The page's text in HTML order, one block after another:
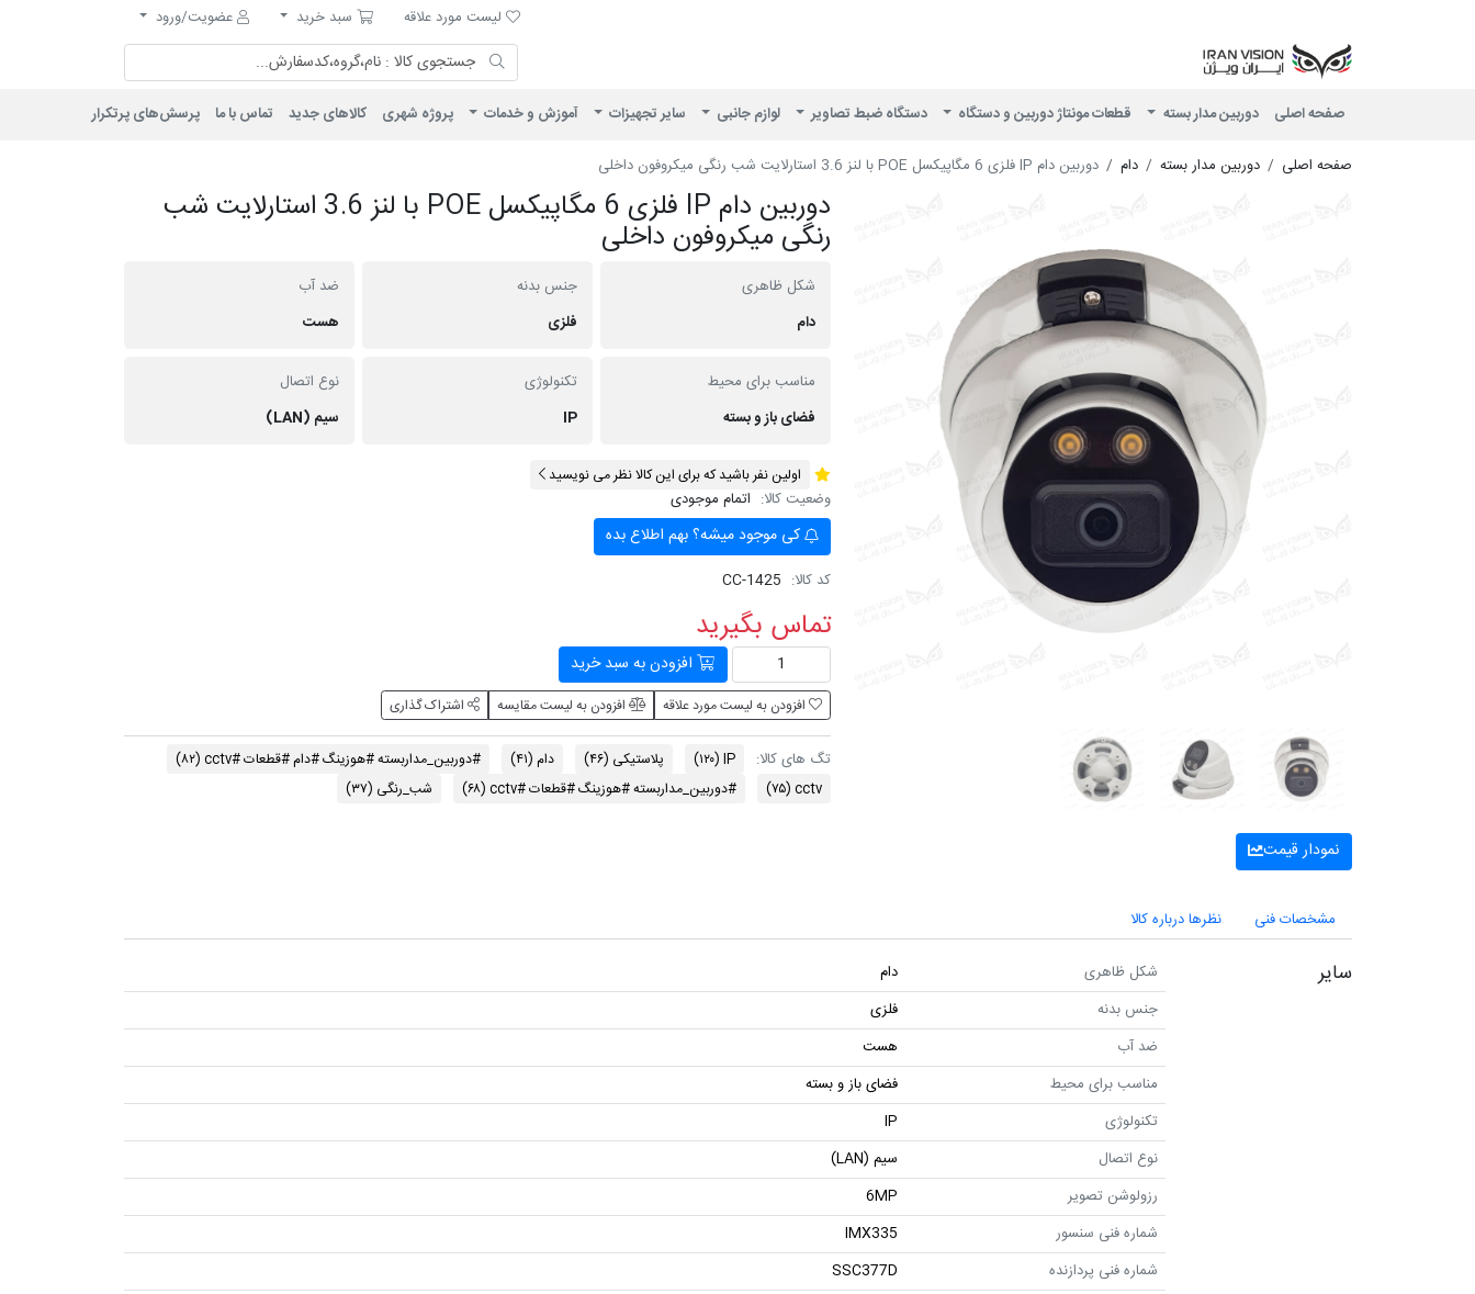
لیست مورد علاقه
لیست مورد علاقه سبد خرید
سبد خرید
عضویت/ورود
صفحه اصلی دوربین مدار بسته قطعات مونتاژ دوربین و دستگاه دستگاه ضبط تصاویر لوازم جانبی سایر تجهیزات آموزش و خدمات پروژه شهری کالاهای جدید تماس با ما پرسش‌های پرتکرار
صفحه اصلی دوربین مدار بسته دام دوربین دام IP فلزی 6 مگاپیکسل POE با لنز 3.6 استارلایت شب رنگی میکروفون داخلی
نمودار قیمت
دوربین دام IP فلزی 6 مگاپیکسل POE با لنز 3.6 استارلایت شب
رنگی میکروفون داخلی
شکل ظاهری
دام
جنس بدنه
فلزی
ضد آب
هست
مناسب برای محیط
فضای باز و بسته
تکنولوژی
IP
نوع اتصال
سیم (LAN)
اولین نفر باشید که برای این کالا نظر می نویسید
وضعیت کالا: اتمام موجودی
کی موجود میشه؟ بهم اطلاع بده
کد کالا: CC-1425
تماس بگیرید
افزودن به سبد خرید
افزودن به لیست مورد علاقه افزودن به لیست مقایسه اشتراک گذاری
تگ های کالا: IP (۱۲۰) پلاستیکی (۴۶) دام (۴۱) #دوربین_مداربسته #هوزینگ #دام #قطعات #cctv
(۸۲)
cctv (۷۵) #دوربین_مداربسته #هوزینگ #قطعات #cctv (۶۸) شب_رنگی (۳۷)
مشخصات فنی نظرها درباره کالا
سایر شکل ظاهری
دام
جنس بدنه
فلزی
ضد آب
هست
مناسب برای محیط
فضای باز و بسته
تکنولوژی
IP
نوع اتصال
سیم (LAN)
رزولوشن تصویر
6MP
شماره فنی سنسور
IMX335
شماره فنی پردازنده
SSC377D